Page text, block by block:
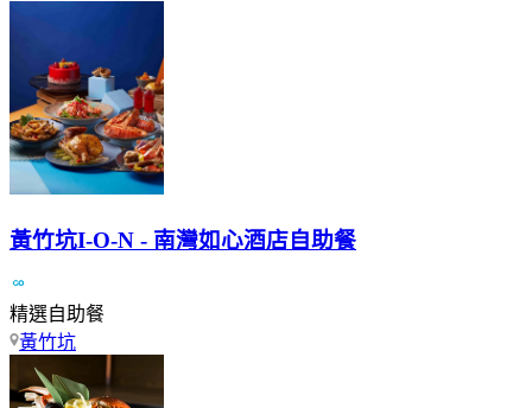
黃竹坑I-O-N - 南灣如心酒店自助餐
精選自助餐
黃竹坑